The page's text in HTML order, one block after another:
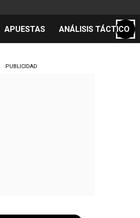
APUESTAS ANÁLISIS TÁCTICO
PUBLICIDAD